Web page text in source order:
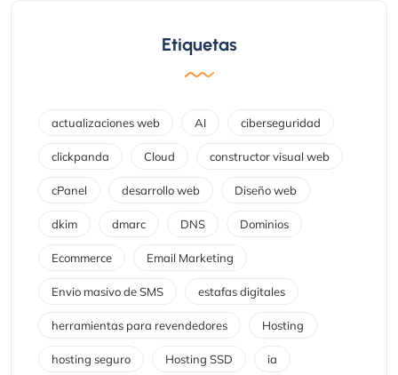
Etiquetas
actualizaciones web AI ciberseguridad
clickpanda Cloud constructor visual web
cPanel desarrollo web Diseño web
dkim dmarc DNS Dominios
Ecommerce Email Marketing
Envio masivo de SMS estafas digitales
herramientas para revendedores Hosting
hosting seguro Hosting SSD ia